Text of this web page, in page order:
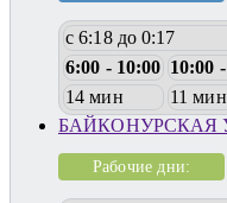
с 6:18 до 0:17
6:00 - 10:00 10:00
14 мин
11 мин
БАЙКОНУРСКАЯ
Рабочие дни: